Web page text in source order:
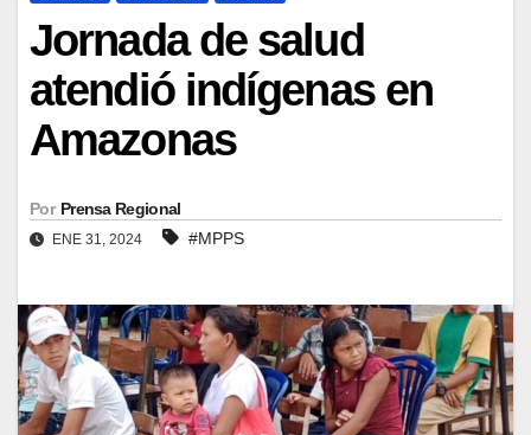
Jornada de salud
atendió indígenas en
Amazonas
Por Prensa Regional
ENE 31, 2024 #MPPS